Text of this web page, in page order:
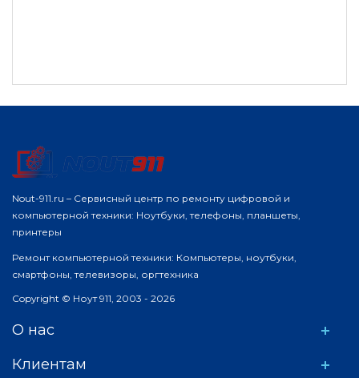
Nout-911.ru – Сервисный центр по ремонту цифровой и
компьютерной техники: Ноутбуки, телефоны, планшеты,
принтеры
Ремонт компьютерной техники: Компьютеры, ноутбуки,
смартфоны, телевизоры, оргтехника
Copyright © Ноут 911, 2003 - 2026
О нас
Клиентам